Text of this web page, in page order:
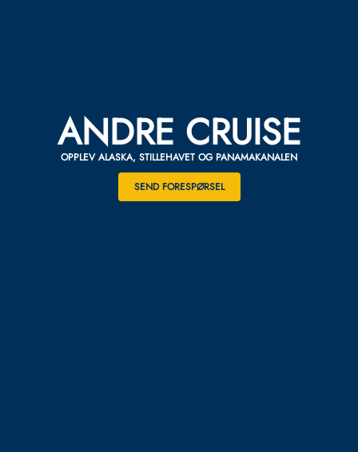
ANDRE CRUISE
OPPLEV ALASKA, STILLEHAVET OG PANAMAKANALEN
SEND FORESPØRSEL